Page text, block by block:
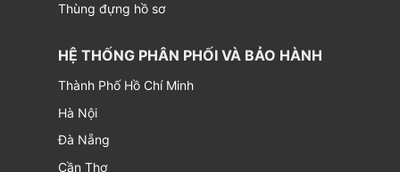
Thùng đựng hồ sơ
HỆ THỐNG PHÂN PHỐI VÀ BẢO HÀNH
Thành Phố Hồ Chí Minh
Hà Nội
Đà Nẵng
Cần Thơ